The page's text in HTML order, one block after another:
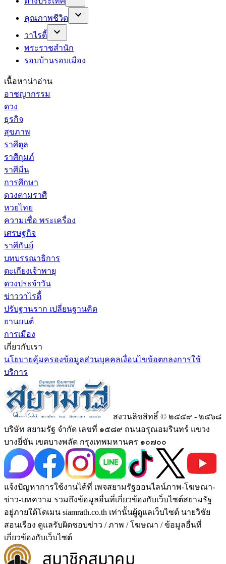
คุณภาพชีวิต
วาไรตี้
พระราชสำนัก
รอบบ้านรอบเมือง
เนื้อหาน่าอ่าน
อาชญากรรม
ดวง
ธุรกิจ
สุขภาพ
ราศีตุล
ราศีกุมภ์
ราศีมีน
การศึกษา
ดวงตามราศี
หวยไทย
ความเชื่อ พระเครื่อง
เศรษฐกิจ
ราศีกันย์
บทบรรณาธิการ
ตะเกียงเจ้าพายุ
ดวงประจำวัน
ข่าววาไรตี้
ปรับฐานราก เปลี่ยนฐานคิด
ยานยนต์
การเมือง
เกี่ยวกับเรา
นโยบายคุ้มครองข้อมูลส่วนบุคคลเงื่อนไขข้อตกลงการใช้
บริการ
สงวนลิขสิทธิ์ © ๒๕๕๙ - ๒๕๖๘
บริษัท สยามรัฐ จำกัด เลขที่ ๑๕๘๙ ถนนอรุณอมรินทร์ แขวง
บางยี่ขัน เขตบางพลัด กรุงเทพมหานคร ๑๐๗๐๐
แจ้งปัญหาการใช้งานได้ที่ เพจสยามรัฐออนไลน์ภาพ-โฆษณา-
ข่าว-บทความ รวมถึงข้อมูลอื่นที่เกี่ยวข้องกับเว็บไซต์สยามรัฐ
อยู่ภายใต้โดเมน siamrath.co.th เท่านั้นผู้ดูแลเว็บไซต์ นายวิชัย
สอนเรือง ดูแลรับผิดชอบข่าว / ภาพ / โฆษณา / ข้อมูลอื่นที่
เกี่ยวข้องกับเว็บไซต์